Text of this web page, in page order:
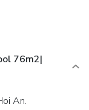
76m2|
An.